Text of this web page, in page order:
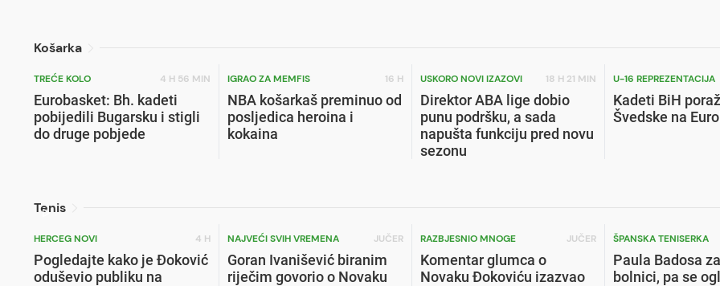
Košarka
TREĆE KOLO 4 H 56 MIN
Eurobasket: Bh. kadeti
pobijedili Bugarsku i stigli
do druge pobjede
IGRAO ZA MEMFIS 16 H
NBA košarkaš preminuo od
posljedica heroina i
kokaina
USKORO NOVI IZAZOVI 18 H 21 MIN
Direktor ABA lige dobio
punu podršku, a sada
napušta funkciju pred novu
sezonu
U-16 REPREZENTACIJA
Kadeti BiH
Švedske na
Tenis
HERCEG NOVI 4 H
Pogledajte kako je Đoković
oduševio publiku na
NAJVEĆI SVIH VREMENA JUČER
Goran Ivanišević biranim
riječim govorio o Novaku
RAZBJESNIO MNOGE JUČER
Komentar glumca o
Novaku Đokoviću izazvao
ŠPANSKA TENISERKA
Paula Badosa
bolnici, pa se